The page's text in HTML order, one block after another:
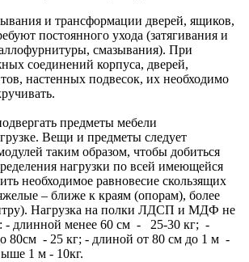
и трансформации дверей, ящиков,
постоянного ухода (затягивания и
смазывания). При
соединений корпуса, дверей,
настенных подвесок, их необходимо
предметы мебели
Вещи и предметы следует
таким образом, чтобы добиться
нагрузки по всей имеющейся
необходимое равновесие скользящих
– ближе к краям (опорам), более
Нагрузка на полки ЛДСП и МДФ не
- длинной менее 60 см - 25-30 кг; -
80см - 25 кг; - длиной от 80 см до 1 м -
1 м - 10кг.